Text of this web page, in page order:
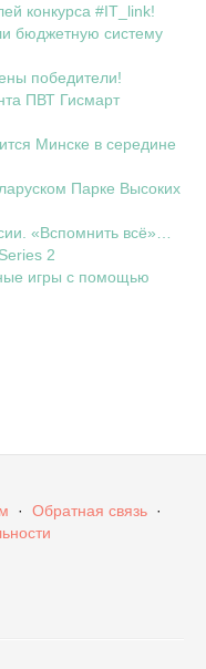
конкурса #IT_link!
бюджетную систему
победители!
ПВТ Гисмарт
Минске в середине
Парке Высоких
«Вспомнить всё»…
2
игры с помощью
· Обратная связь ·